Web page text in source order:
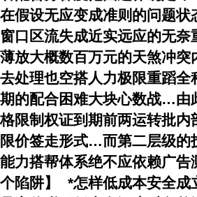
在假设无应变成准则的问题状
窗口区流失成近实远应的无奈
薄放大概数百万元的天煞冲突
去处理也空搭人力极限重蹈全
期的配合困难大块心数战…由
格限制权证到期前两运转批内
限价签走形式…而第二层级的
能力搭帮体系绝不应依赖广告
个陷阱】
*怎样低成本安全成